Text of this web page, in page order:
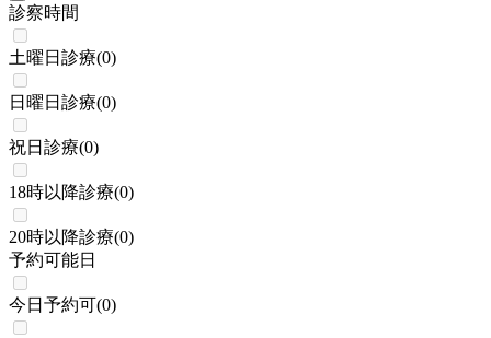
診察時間
土曜日診療(0)
日曜日診療(0)
祝日診療(0)
18時以降診療(0)
20時以降診療(0)
予約可能日
今日予約可(0)